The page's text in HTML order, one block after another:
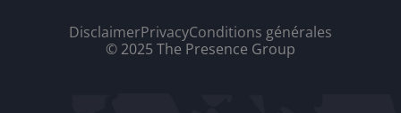
DisclaimerPrivacyConditions générales
© 2025 The Presence Group